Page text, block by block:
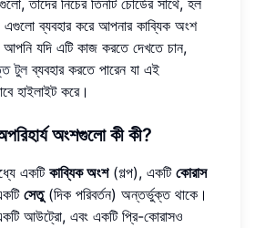
তাদের নিচের তিনটি চোর্ডের সাথে, হল
ব্যবহার করে আপনার কাব্যিক অংশ
যদি এটি কাজ করতে দেখতে চান,
টুলব্যবহার করতে পারেন যা এই
হাইলাইট করে।
অংশগুলো কী কী?
একটি কাব্যিক অংশ(গল্প), একটি কোরাস
সেতু(দিক পরিবর্তন) অন্তর্ভুক্ত থাকে।
আউট্রো, এবং একটি প্রি-কোরাসও